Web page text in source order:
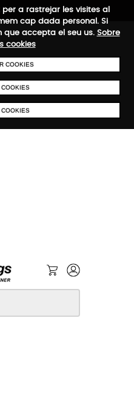
a rastrejar les visites al
cap dada personal. Si
que accepta el seu us. Sobre
cookies
COOKIES
COOKIES
DE 50 €